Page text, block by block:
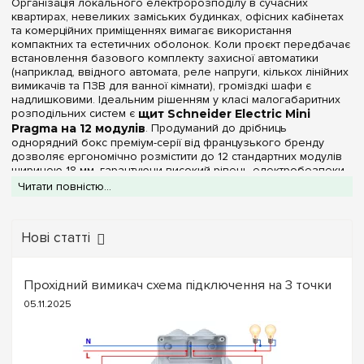
Організація локального електророзподілу в сучасних
квартирах, невеликих заміських будинках, офісних кабінетах
та комерційних приміщеннях вимагає використання
компактних та естетичних оболонок. Коли проєкт передбачає
встановлення базового комплекту захисної автоматики
(наприклад, ввідного автомата, реле напруги, кількох лінійних
вимикачів та ПЗВ для ванної кімнати), громіздкі шафи є
надлишковими. Ідеальним рішенням у класі малогабаритних
розподільних систем є щит Schneider Electric Mini
Pragma на 12 модулів. Продуманий до дрібниць
однорядний бокс преміум-серії від французького бренду
дозволяє ергономічно розмістити до 12 стандартних модулів
шириною 18 мм, гарантуючи високий рівень електробезпеки
та гармонійно вписуючись у будь-який інтер'єр.
ступенем захисту
високоміцного, жорсткого та самозагасаючого
категорійна сторінка об'єднує три популярні модифікації, які
відрізняються типом фронтальної панелі для максимальної
Виконання без дверцят:Відкритий розподільний бокс.
Постачається без дверцят. Підходить для випадків, коли
Читати повністю...
Нові статті
Прохідний вимикач схема підключення на 3 точки
05.11.2025